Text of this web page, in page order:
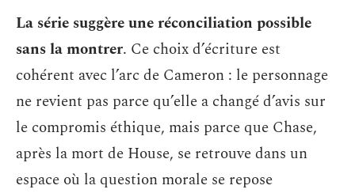
La série suggère une réconciliation possible
sans la montrer. Ce choix d’écriture est
cohérent avec l’arc de Cameron : le personnage
ne revient pas parce qu’elle a changé d’avis sur
le compromis éthique, mais parce que Chase,
après la mort de House, se retrouve dans un
espace où la question morale se repose